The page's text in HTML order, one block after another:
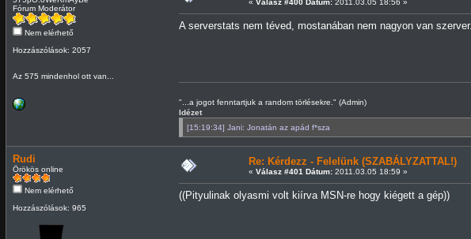
Fórum Moderátor
Nem elérhető
Hozzászólások: 2057
Az 575 mindenhol ott van...
« Válasz #400 Dátum:2011.03.05 18:56 »
A serverstats nem téved, mostanában nem nagyon van szerver.
"...a jogot fenntartjuk a random törlésekre." (Admin)
Idézet
[15:19:34] Jani: Jonatán az apád f*sza
Rudi
Örökös online
Nem elérhető
Hozzászólások: 965
Re: Kérdezz - Felelünk (SZABÁLYZATTAL!)
« Válasz #401 Dátum:2011.03.05 18:59 »
((Pityulinak olyasmi volt kiírva MSN-re hogy kiégett a gép))